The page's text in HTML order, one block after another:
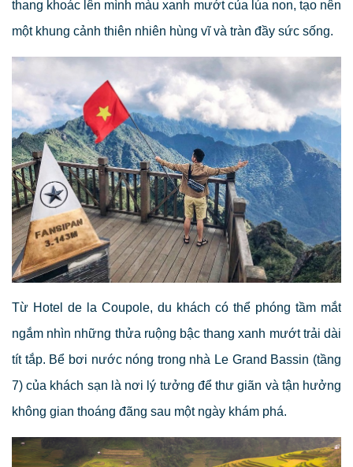
thang khoác lên mình màu xanh mướt của lúa non, tạo nên
một khung cảnh thiên nhiên hùng vĩ và tràn đầy sức sống.
Từ Hotel de la Coupole, du khách có thể phóng tầm mắt
ngắm nhìn những thửa ruộng bậc thang xanh mướt trải dài
tít tắp. Bể bơi nước nóng trong nhà Le Grand Bassin (tầng
7) của khách sạn là nơi lý tưởng để thư giãn và tận hưởng
không gian thoáng đãng sau một ngày khám phá.